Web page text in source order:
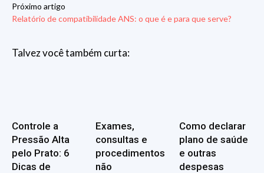
Próximo artigo
Relatório de compatibilidade ANS: o que é e para que serve?
Talvez você também curta:
Controle a
Pressão Alta
pelo Prato: 6
Dicas de
Exames,
consultas e
procedimentos
não
Como declarar
plano de saúde
e outras
despesas